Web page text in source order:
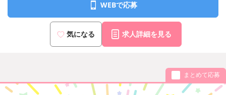
WEBで応募
気になる 求人詳細を見る
まとめて応募